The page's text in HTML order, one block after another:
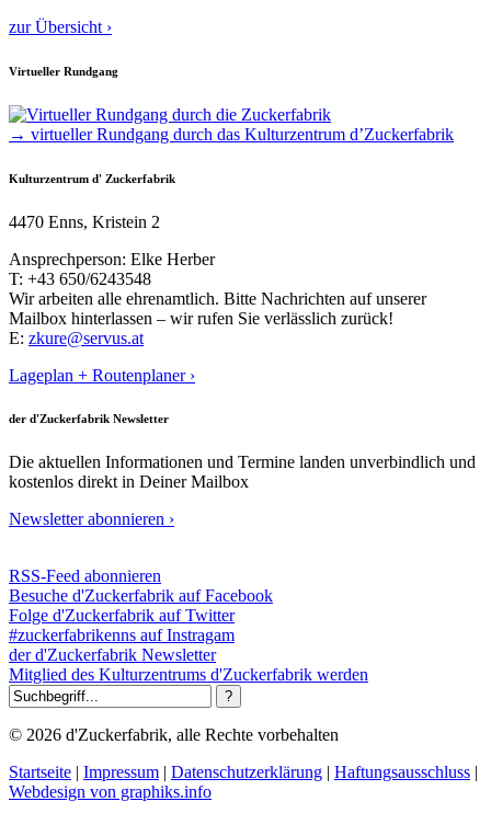
zur Übersicht ›
Virtueller Rundgang
→ virtueller Rundgang durch das Kulturzentrum d’Zuckerfabrik
Kulturzentrum d' Zuckerfabrik
4470 Enns, Kristein 2
Ansprechperson: Elke Herber
T: +43 650/6243548
Wir arbeiten alle ehrenamtlich. Bitte Nachrichten auf unserer
Mailbox hinterlassen – wir rufen Sie verlässlich zurück!
E: zkure@servus.at
Lageplan + Routenplaner ›
der d'Zuckerfabrik Newsletter
Die aktuellen Informationen und Termine landen unverbindlich und
kostenlos direkt in Deiner Mailbox
Newsletter abonnieren ›
RSS-Feed abonnieren
Besuche d'Zuckerfabrik auf Facebook
Folge d'Zuckerfabrik auf Twitter
#zuckerfabrikenns auf Instragam
der d'Zuckerfabrik Newsletter
Mitglied des Kulturzentrums d'Zuckerfabrik werden
© 2026 d'Zuckerfabrik, alle Rechte vorbehalten
Startseite | Impressum | Datenschutzerklärung | Haftungsausschluss |
Webdesign von graphiks.info